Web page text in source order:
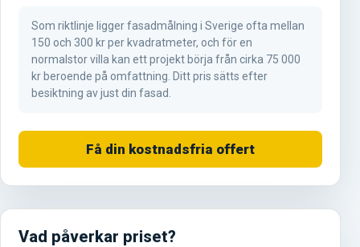
Som riktlinje ligger fasadmålning i Sverige ofta mellan
150 och 300 kr per kvadratmeter, och för en
normalstor villa kan ett projekt börja från cirka 75 000
kr beroende på omfattning. Ditt pris sätts efter
besiktning av just din fasad.
Få din kostnadsfria offert
Vad påverkar priset?